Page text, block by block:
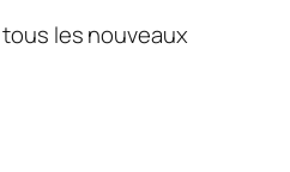
les nouveaux